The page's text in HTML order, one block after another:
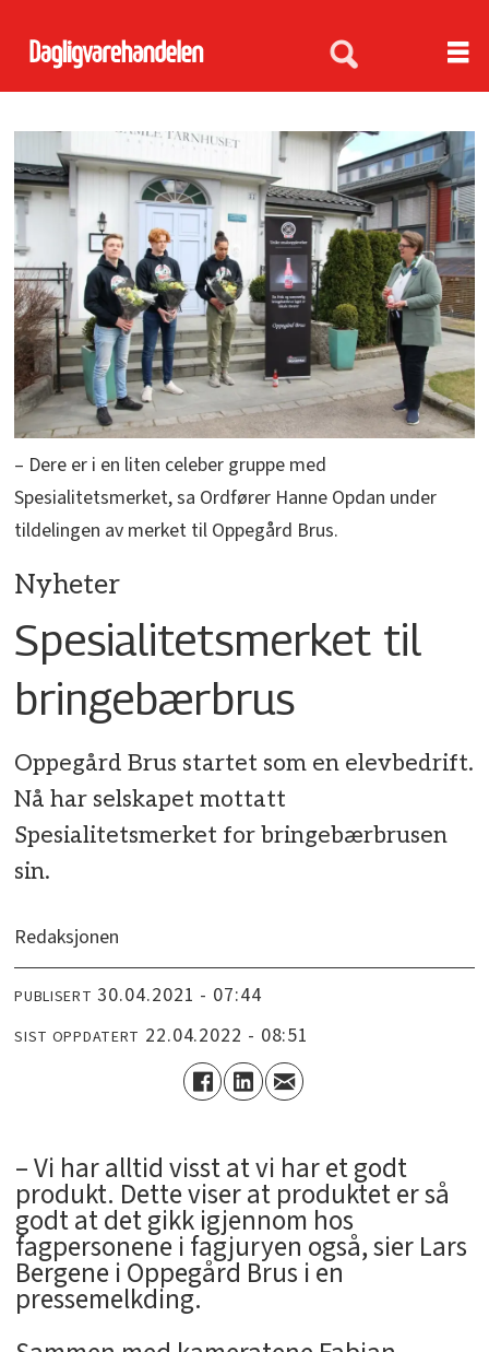
– Dere er i en liten celeber gruppe med
Spesialitetsmerket, sa Ordfører Hanne Opdan under
tildelingen av merket til Oppegård Brus.
Nyheter
Spesialitetsmerket til
bringebærbrus
Oppegård Brus startet som en elevbedrift.
Nå har selskapet mottatt
Spesialitetsmerket for bringebærbrusen
sin.
Redaksjonen
PUBLISERT 30.04.2021 - 07:44
SIST OPPDATERT 22.04.2022 - 08:51
– Vi har alltid visst at vi har et godt
produkt. Dette viser at produktet er så
godt at det gikk igjennom hos
fagpersonene i fagjuryen også, sier Lars
Bergene i Oppegård Brus i en
pressemelkding.